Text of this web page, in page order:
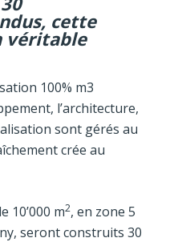
cette
véritable
100% m3
l’architecture,
sont gérés au
crée au
10’000 m2, en zone 5
seront construits 30